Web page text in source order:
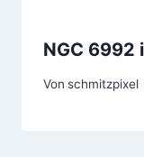
NGC 6992
Von schmitzpixel